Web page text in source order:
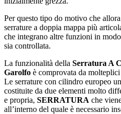
Per questo tipo do motivo che
serrature a doppia mappa più
che integrano altre funzioni in
sia controllata.
La funzionalità della Serratura A
Garolfo è comprovata da
Le serrature con cilindro europeo
costituite da due elementi molto
e propria, SERRATURA che
all’interno del quale è necessario